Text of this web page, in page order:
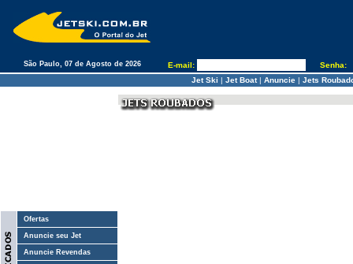
São Paulo, 07 de Agosto de 2026 E-mail:
Senha:
Jet Ski | Jet Boat| Anuncie| Jets
Ofertas
Anuncie seu Jet
Anuncie Revendas